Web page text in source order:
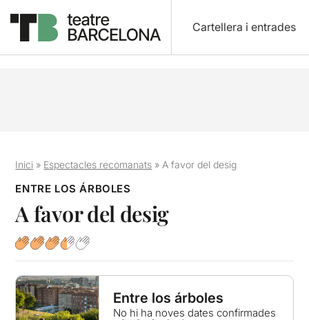
Cartellera i entrades
Inici » Espectacles recomanats » A favor del desig
ENTRE LOS ÁRBOLES
A favor del desig
Entre los árboles
No hi ha noves dates confirmades